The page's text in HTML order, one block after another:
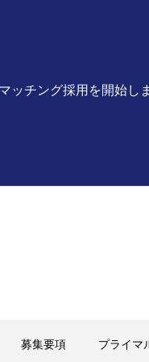
ッチング採用を開始し
募集要項 プライマ